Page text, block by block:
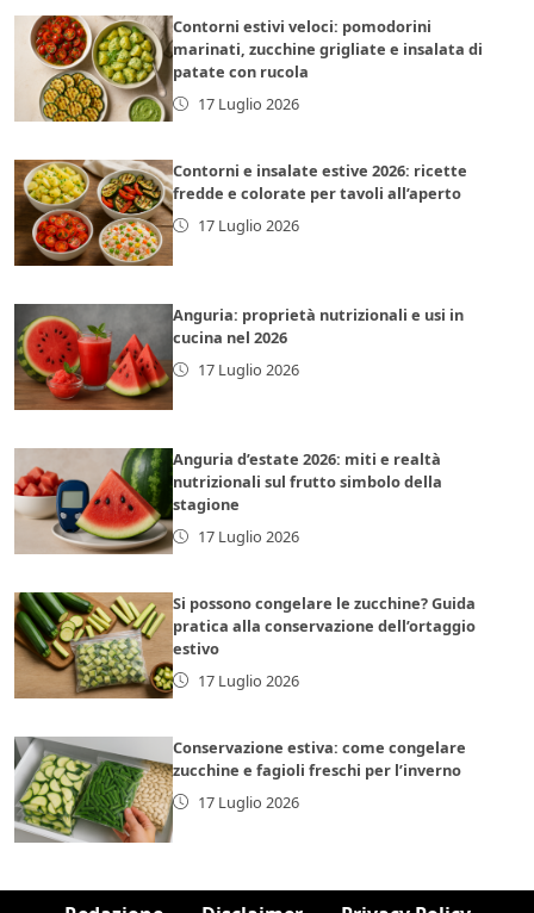
Contorni estivi veloci: pomodorini
marinati, zucchine grigliate e insalata di
patate con rucola
17 Luglio 2026
Contorni e insalate estive 2026: ricette
fredde e colorate per tavoli all’aperto
17 Luglio 2026
Anguria: proprietà nutrizionali e usi in
cucina nel 2026
17 Luglio 2026
Anguria d’estate 2026: miti e realtà
nutrizionali sul frutto simbolo della
stagione
17 Luglio 2026
Si possono congelare le zucchine? Guida
pratica alla conservazione dell’ortaggio
estivo
17 Luglio 2026
Conservazione estiva: come congelare
zucchine e fagioli freschi per l’inverno
17 Luglio 2026